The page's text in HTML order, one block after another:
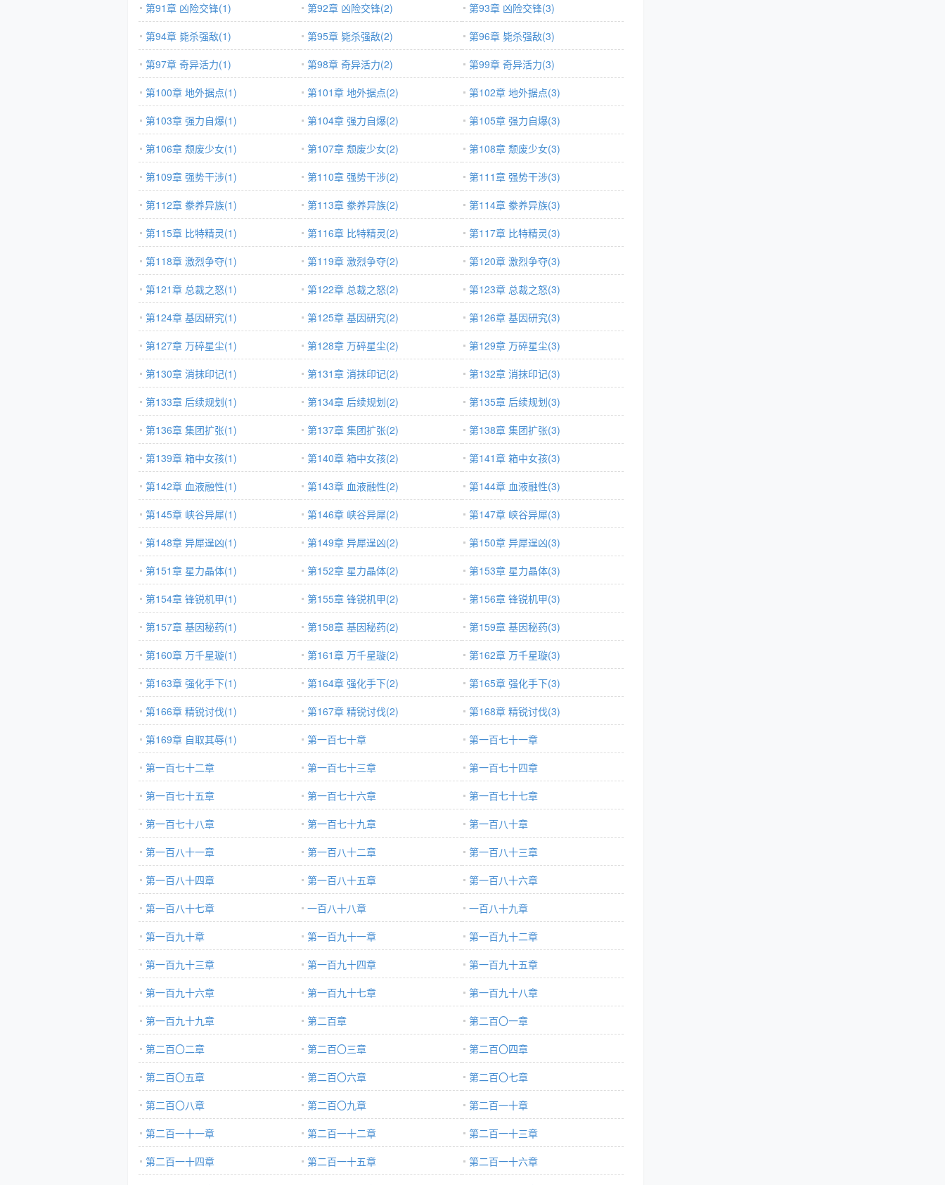
第91章 凶险交锋(1)
第92章 凶险交锋(2)
第93章 凶险交锋(3)
第94章 毙杀强敌(1)
第95章 毙杀强敌(2)
第96章 毙杀强敌(3)
第97章 奇异活力(1)
第98章 奇异活力(2)
第99章 奇异活力(3)
第100章 地外据点(1)
第101章 地外据点(2)
第102章 地外据点(3)
第103章 强力自爆(1)
第104章 强力自爆(2)
第105章 强力自爆(3)
第106章 颓废少女(1)
第107章 颓废少女(2)
第108章 颓废少女(3)
第109章 强势干涉(1)
第110章 强势干涉(2)
第111章 强势干涉(3)
第112章 豢养异族(1)
第113章 豢养异族(2)
第114章 豢养异族(3)
第115章 比特精灵(1)
第116章 比特精灵(2)
第117章 比特精灵(3)
第118章 激烈争夺(1)
第119章 激烈争夺(2)
第120章 激烈争夺(3)
第121章 总裁之怒(1)
第122章 总裁之怒(2)
第123章 总裁之怒(3)
第124章 基因研究(1)
第125章 基因研究(2)
第126章 基因研究(3)
第127章 万碎星尘(1)
第128章 万碎星尘(2)
第129章 万碎星尘(3)
第130章 消抹印记(1)
第131章 消抹印记(2)
第132章 消抹印记(3)
第133章 后续规划(1)
第134章 后续规划(2)
第135章 后续规划(3)
第136章 集团扩张(1)
第137章 集团扩张(2)
第138章 集团扩张(3)
第139章 箱中女孩(1)
第140章 箱中女孩(2)
第141章 箱中女孩(3)
第142章 血液融性(1)
第143章 血液融性(2)
第144章 血液融性(3)
第145章 峡谷异犀(1)
第146章 峡谷异犀(2)
第147章 峡谷异犀(3)
第148章 异犀逞凶(1)
第149章 异犀逞凶(2)
第150章 异犀逞凶(3)
第151章 星力晶体(1)
第152章 星力晶体(2)
第153章 星力晶体(3)
第154章 锋锐机甲(1)
第155章 锋锐机甲(2)
第156章 锋锐机甲(3)
第157章 基因秘药(1)
第158章 基因秘药(2)
第159章 基因秘药(3)
第160章 万千星璇(1)
第161章 万千星璇(2)
第162章 万千星璇(3)
第163章 强化手下(1)
第164章 强化手下(2)
第165章 强化手下(3)
第166章 精锐讨伐(1)
第167章 精锐讨伐(2)
第168章 精锐讨伐(3)
第169章 自取其辱(1)
第一百七十章
第一百七十一章
第一百七十二章
第一百七十三章
第一百七十四章
第一百七十五章
第一百七十六章
第一百七十七章
第一百七十八章
第一百七十九章
第一百八十章
第一百八十一章
第一百八十二章
第一百八十三章
第一百八十四章
第一百八十五章
第一百八十六章
第一百八十七章
一百八十八章
一百八十九章
第一百九十章
第一百九十一章
第一百九十二章
第一百九十三章
第一百九十四章
第一百九十五章
第一百九十六章
第一百九十七章
第一百九十八章
第一百九十九章
第二百章
第二百〇一章
第二百〇二章
第二百〇三章
第二百〇四章
第二百〇五章
第二百〇六章
第二百〇七章
第二百〇八章
第二百〇九章
第二百一十章
第二百一十一章
第二百一十二章
第二百一十三章
第二百一十四章
第二百一十五章
第二百一十六章